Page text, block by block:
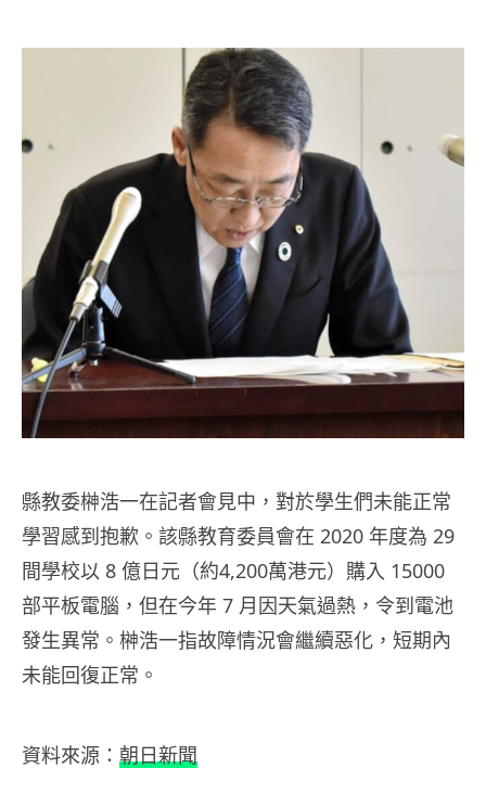
縣教委榊浩一在記者會見中，對於學生們未能正常
學習感到抱歉。該縣教育委員會在 2020 年度為 29
間學校以 8 億日元（約4,200萬港元）購入 15000
部平板電腦，但在今年 7 月因天氣過熱，令到電池
發生異常。榊浩一指故障情況會繼續惡化，短期內
未能回復正常。
資料來源： 朝日新聞